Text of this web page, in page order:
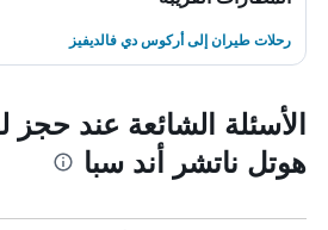
رحلات طيران إلى أركوس دي فالديفيز
الأسئلة الشائعة عند حجز
هوتل ناتشر أند سبا